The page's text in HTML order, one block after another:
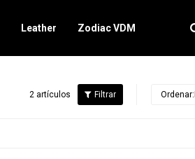
Leather Zodiac VDM
2 artículos